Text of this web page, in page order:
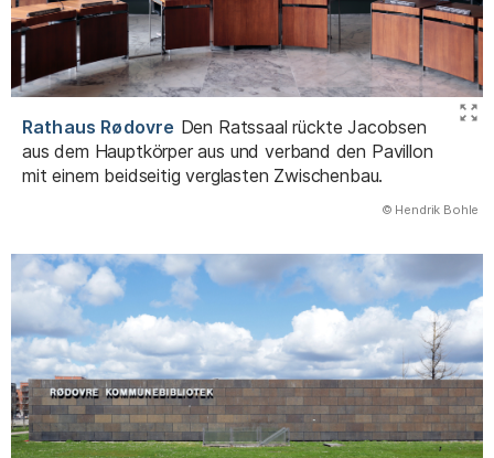
Rathaus Rødovre Den Ratssaal rückte Jacobsen
aus dem Hauptkörper aus und verband den Pavillon
mit einem beidseitig verglasten Zwischenbau.
© Hendrik Bohle